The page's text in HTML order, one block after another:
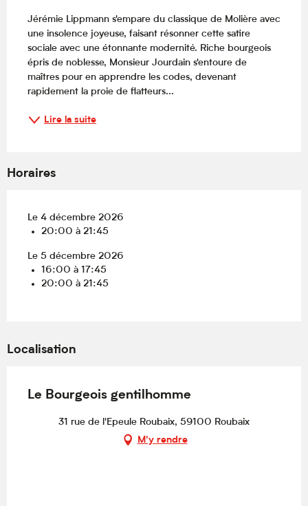
Jérémie Lippmann s'empare du classique de Molière avec
une insolence joyeuse, faisant résonner cette satire
sociale avec une étonnante modernité. Riche bourgeois
épris de noblesse, Monsieur Jourdain s'entoure de
maîtres pour en apprendre les codes, devenant
rapidement la proie de flatteurs...
Lire la suite
Horaires
Le 4 décembre 2026
20:00 à 21:45
Le 5 décembre 2026
16:00 à 17:45
20:00 à 21:45
Localisation
Le Bourgeois gentilhomme
31 rue de l'Epeule Roubaix, 59100 Roubaix
M'y rendre